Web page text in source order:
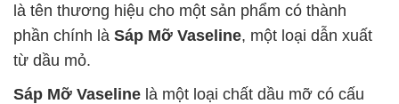
là tên thương hiệu cho một sản phẩm có thành
phần chính là Sáp Mỡ Vaseline, một loại dẫn xuất
từ dầu mỏ.
Sáp Mỡ Vaseline là một loại chất dầu mỡ có cấu